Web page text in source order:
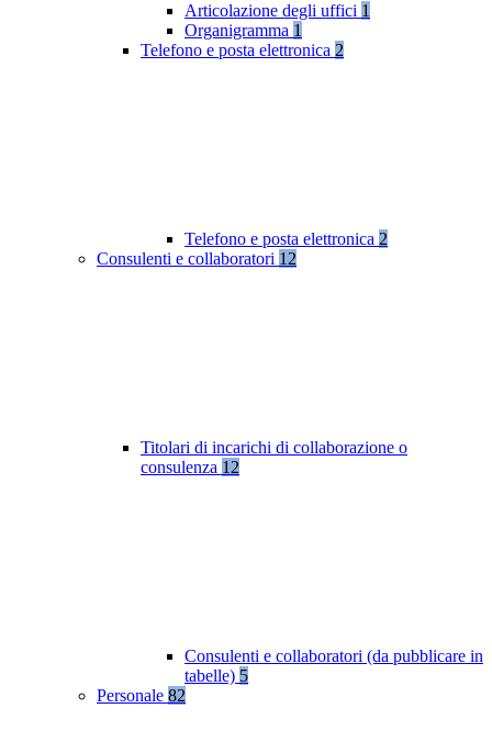
Articolazione degli uffici 1
Organigramma 1
Telefono e posta elettronica 2
Telefono e posta elettronica 2
Consulenti e collaboratori 12
Titolari di incarichi di collaborazione o
consulenza 12
Consulenti e collaboratori (da pubblicare in
tabelle) 5
Personale 82